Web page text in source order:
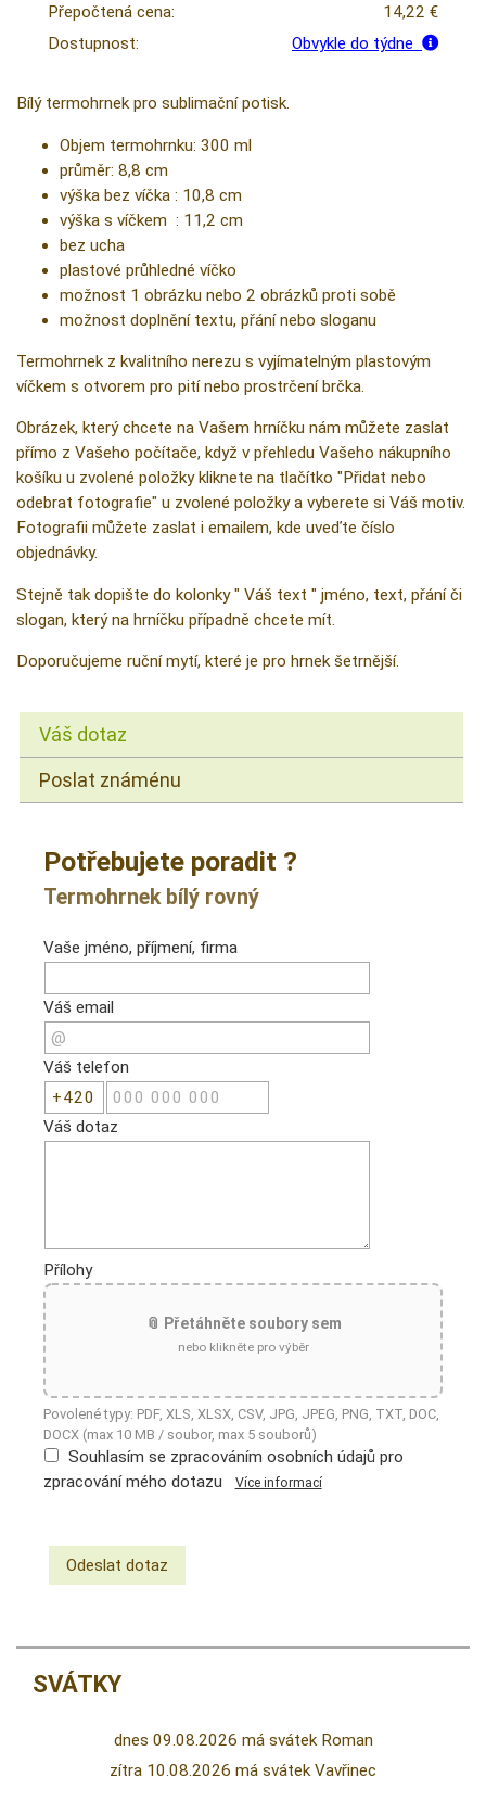
Přepočtená cena:
14,22 €
Dostupnost:
Obvykle do týdne
Bílý termohrnek pro sublimační potisk.
Objem termohrnku: 300 ml
průměr: 8,8 cm
výška bez víčka : 10,8 cm
výška s víčkem : 11,2 cm
bez ucha
plastové průhledné víčko
možnost 1 obrázku nebo 2 obrázků proti sobě
možnost doplnění textu, přání nebo sloganu
Termohrnek z kvalitního nerezu s vyjímatelným plastovým
víčkem s otvorem pro pití nebo prostrčení brčka.
Obrázek, který chcete na Vašem hrníčku nám můžete zaslat
přímo z Vašeho počítače, když v přehledu Vašeho nákupního
košíku u zvolené položky kliknete na tlačítko "Přidat nebo
odebrat fotografie" u zvolené položky a vyberete si Váš motiv.
Fotografii můžete zaslat i emailem, kde uveďte číslo
objednávky.
Stejně tak dopište do kolonky " Váš text " jméno, text, přání či
slogan, který na hrníčku případně chcete mít.
Doporučujeme ruční mytí, které je pro hrnek šetrnější.
Váš dotaz
Poslat známénu
Potřebujete poradit ?
Termohrnek bílý rovný
Vaše jméno, příjmení, firma
Váš email
Váš telefon
Váš dotaz
Přílohy
📎 Přetáhněte soubory sem
nebo klikněte pro výběr
Povolené typy: PDF, XLS, XLSX, CSV, JPG, JPEG, PNG, TXT, DOC,
DOCX (max 10 MB / soubor, max 5 souborů)
Souhlasím se zpracováním osobních údajů pro
zpracování mého dotazu
Více informací
SVÁTKY
dnes 09.08.2026 má svátek Roman
zítra 10.08.2026 má svátek Vavřinec